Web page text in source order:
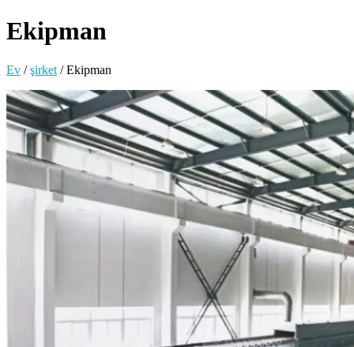
Ekipman
Ev /şirket /Ekipman